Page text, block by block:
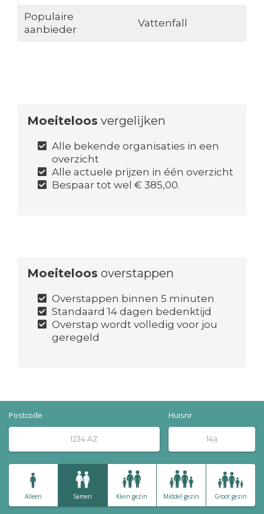
Populaire
aanbieder
Vattenfall
Moeiteloos vergelijken
Alle bekende organisaties in een
overzicht
Alle actuele prijzen in één overzicht
Bespaar tot wel € 385,00.
Moeiteloos overstappen
Overstappen binnen 5 minuten
Standaard 14 dagen bedenktijd
Overstap wordt volledig voor jou
geregeld
Postcode Huisnr
Alleen Samen Klein gezin Middel gezin Groot gezin